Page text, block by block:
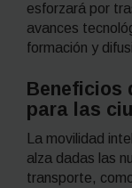
esforzará por
avances
formación y
Beneficios
para las
La movilidad
alza dadas las
transporte,